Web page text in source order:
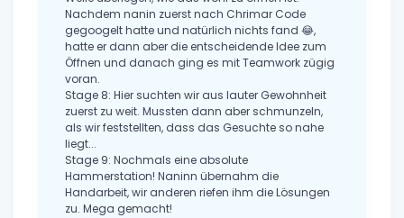
Nachdem nanin zuerst nach Chrimar Code
gegoogelt hatte und natürlich nichts fand 😂,
hatte er dann aber die entscheidende Idee zum
Öffnen und danach ging es mit Teamwork zügig
voran.
Stage 8: Hier suchten wir aus lauter Gewohnheit
zuerst zu weit. Mussten dann aber schmunzeln,
als wir feststellten, dass das Gesuchte so nahe
liegt...
Stage 9: Nochmals eine absolute
Hammerstation! Naninn übernahm die
Handarbeit, wir anderen riefen ihm die Lösungen
zu. Mega gemacht!